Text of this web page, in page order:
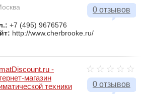
0 отзывов
+7 (495) 9676576
http://www.cherbrooke.ru/
0 отзывов
-
магазин
техники